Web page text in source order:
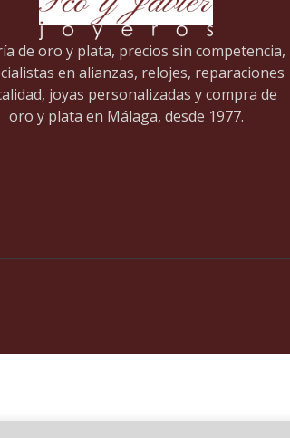
de oro y plata, precios sin competencia,
en alianzas, relojes, reparaciones
joyas personalizadas y compra de
oro y plata en Málaga, desde 1977.